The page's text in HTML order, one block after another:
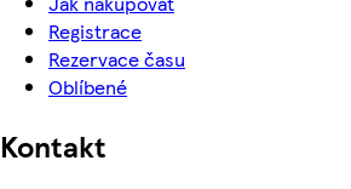
Registrace
Rezervace času
Oblíbené
Kontakt